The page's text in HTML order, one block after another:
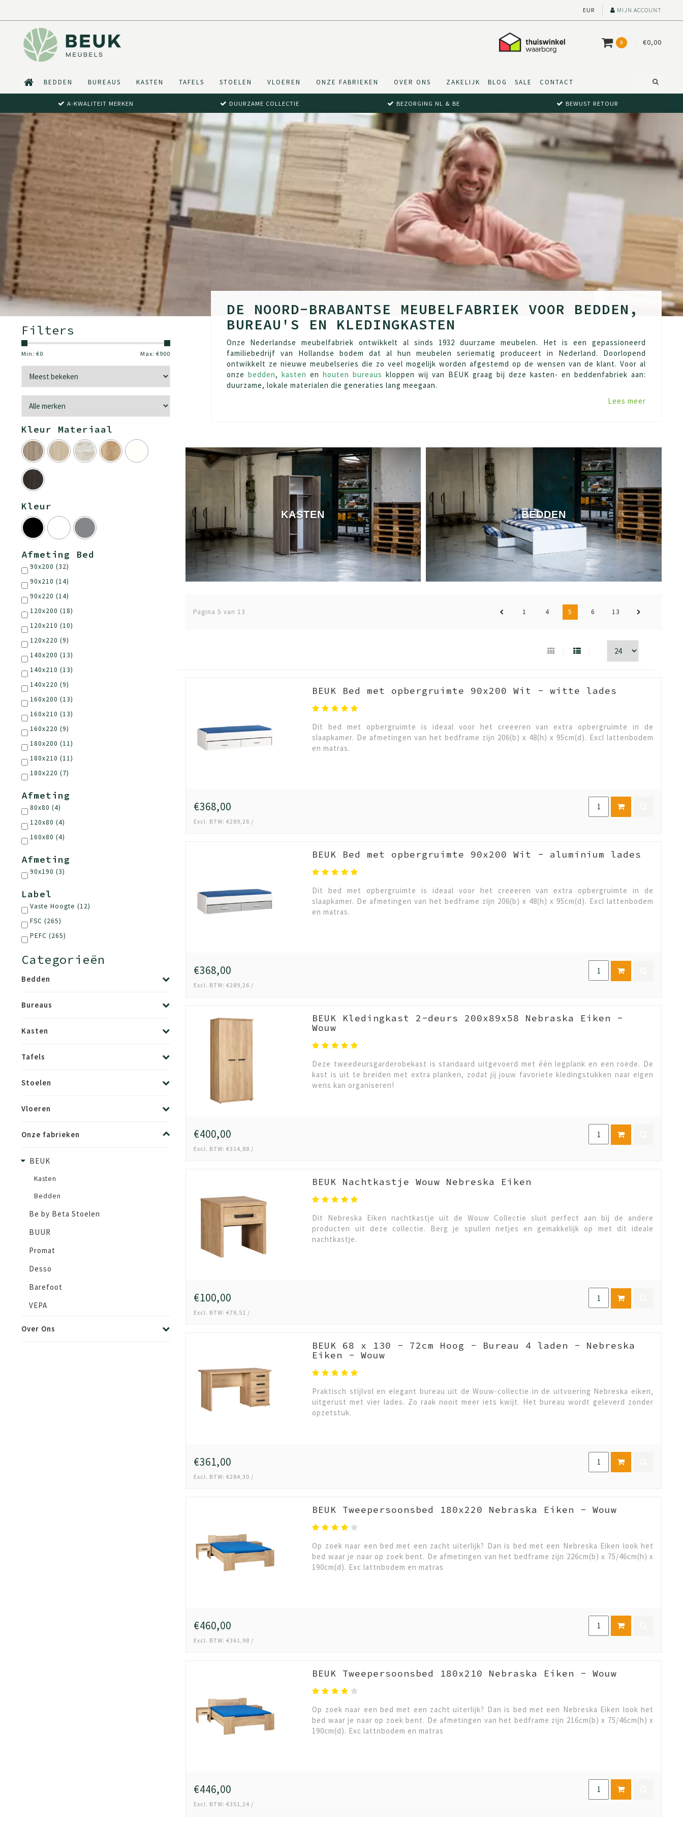
EUR MIJN ACCOUNT
0 €0,00
BEDDEN BUREAUS KASTEN TAFELS STOELEN VLOEREN ONZE FABRIEKEN OVER ONS ZAKELIJK BLOG SALE CONTACT
A-KWALITEIT MERKEN DUURZAME COLLECTIE BEZORGING NL & BE BEWUST RETOUR
Filters
Min: €0 Max: €900
Kleur Materiaal
Kleur
Afmeting Bed
90x200 (32)
90x210 (14)
90x220 (14)
120x200 (18)
120x210 (10)
120x220 (9)
140x200 (13)
140x210 (13)
140x220 (9)
160x200 (13)
160x210 (13)
160x220 (9)
180x200 (11)
180x210 (11)
180x220 (7)
Afmeting
80x80 (4)
120x80 (4)
160x80 (4)
Afmeting
90x190 (3)
Label
Vaste Hoogte (12)
FSC (265)
PEFC (265)
Categorieën
Bedden
Bureaus
Kasten
Tafels
Stoelen
Vloeren
Onze fabrieken
BEUK
Kasten
Bedden
Be by Beta Stoelen
BUUR
Promat
Desso
Barefoot
VEPA
Over Ons
DE NOORD-BRABANTSE MEUBELFABRIEK VOOR BEDDEN,
BUREAU'S EN KLEDINGKASTEN
Onze Nederlandse meubelfabriek ontwikkelt al sinds 1932 duurzame meubelen. Het is een gepassioneerd
familiebedrijf van Hollandse bodem dat al hun meubelen seriematig produceert in Nederland. Doorlopend
ontwikkelt ze nieuwe meubelseries die zo veel mogelijk worden afgestemd op de wensen van de klant. Voor al
onze bedden, kasten en houten bureaus kloppen wij van BEUK graag bij deze kasten- en beddenfabriek aan:
duurzame, lokale materialen die generaties lang meegaan.
Lees meer
KASTEN BEDDEN
Pagina 5 van 13 1 4 5 6 13
BEUK Bed met opbergruimte 90x200 Wit - witte lades
Dit bed met opbergruimte is ideaal voor het creeeren van extra opbergruimte in de
slaapkamer. De afmetingen van het bedframe zijn 206(b) x 48(h) x 95cm(d). Excl lattenbodem
en matras.
€368,00
Excl. BTW: €289,26 /
BEUK Bed met opbergruimte 90x200 Wit - aluminium lades
Dit bed met opbergruimte is ideaal voor het creeeren van extra opbergruimte in de
slaapkamer. De afmetingen van het bedframe zijn 206(b) x 48(h) x 95cm(d). Excl lattenbodem
en matras.
€368,00
Excl. BTW: €289,26 /
BEUK Kledingkast 2-deurs 200x89x58 Nebraska Eiken -
Wouw
Deze tweedeursgarderobekast is standaard uitgevoerd met één legplank en een roede. De
kast is uit te breiden met extra planken, zodat jij jouw favoriete kledingstukken naar eigen
wens kan organiseren!
€400,00
Excl. BTW: €314,88 /
BEUK Nachtkastje Wouw Nebreska Eiken
Dit Nebreska Eiken nachtkastje uit de Wouw Collectie sluit perfect aan bij de andere
producten uit deze collectie. Berg je spullen netjes en gemakkelijk op met dit ideale
nachtkastje.
€100,00
Excl. BTW: €78,51 /
BEUK 68 x 130 - 72cm Hoog - Bureau 4 laden - Nebreska
Eiken - Wouw
Praktisch stijlvol en elegant bureau uit de Wouw-collectie in de uitvoering Nebreska eiken,
uitgerust met vier lades. Zo raak nooit meer iets kwijt. Het bureau wordt geleverd zonder
opzetstuk.
€361,00
Excl. BTW: €284,30 /
BEUK Tweepersoonsbed 180x220 Nebraska Eiken - Wouw
Op zoek naar een bed met een zacht uiterlijk? Dan is bed met een Nebreska Eiken look het
bed waar je naar op zoek bent. De afmetingen van het bedframe zijn 226cm(b) x 75/46cm(h) x
190cm(d). Exc lattnbodem en matras
€460,00
Excl. BTW: €361,98 /
BEUK Tweepersoonsbed 180x210 Nebraska Eiken - Wouw
Op zoek naar een bed met een zacht uiterlijk? Dan is bed met een Nebreska Eiken look het
bed waar je naar op zoek bent. De afmetingen van het bedframe zijn 216cm(b) x 75/46cm(h) x
190cm(d). Exc lattnbodem en matras
€446,00
Excl. BTW: €351,24 /